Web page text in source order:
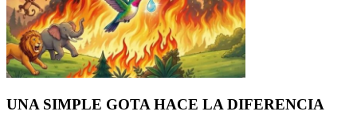
UNA SIMPLE GOTA HACE LA DIFERENCIA